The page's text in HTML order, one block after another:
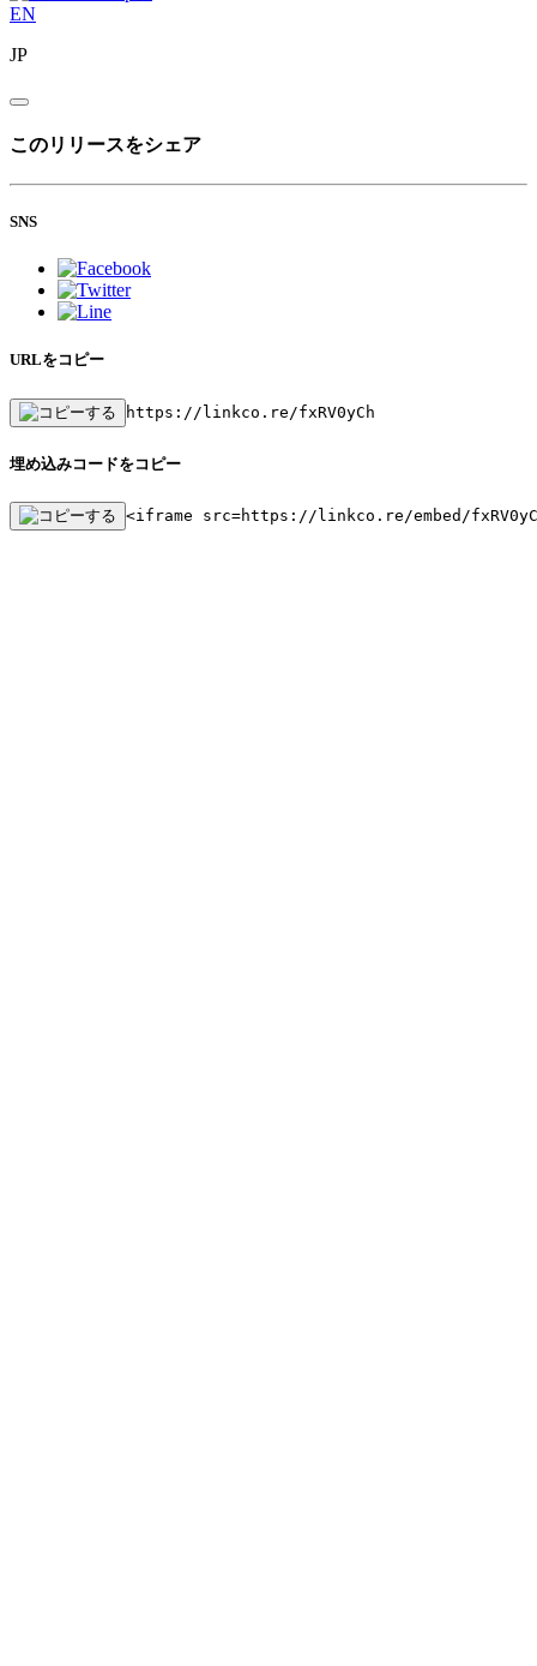
EN
JP
このリリースをシェア
SNS
URLをコピー
https://linkco.re/fxRV0yCh
埋め込みコードをコピー
<iframe src=https://linkco.re/embed/